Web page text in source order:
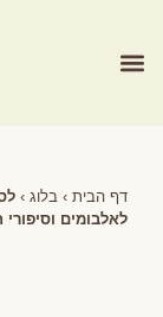
דף הבית › בלוג ›
לאלבומים וסיפורי